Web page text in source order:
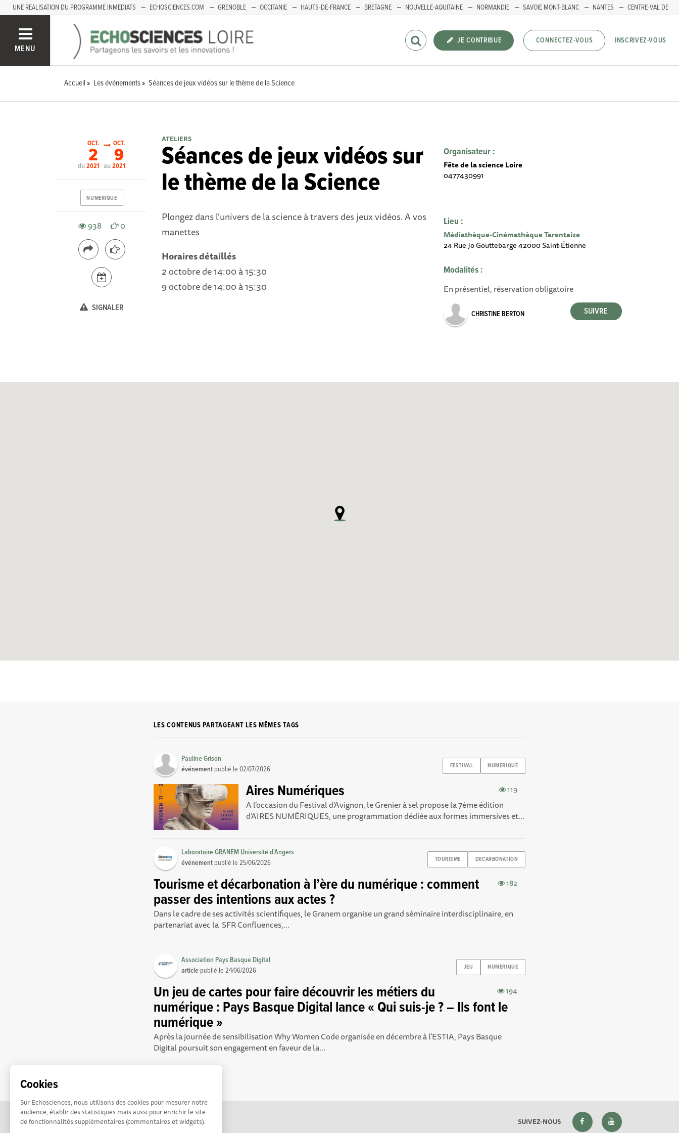
Cookies
Sur Echosciences, nous utilisons des cookies pour mesurer notre
audience, établir des statistiques mais aussi pour enrichir le site
de fonctionnalités supplémentaires (commentaires et widgets).
UNE REALISATION DU PROGRAMME INMEDIATS ECHOSCIENCES.COM GRENOBLE OCCITANIE HAUTS-DE-FRANCE BRETAGNE NOUVELLE-AQUITAINE NORMANDIE SAVOIE MONT-BLANC NANTES
CENTRE-VAL DE
MENU
JE CONTRIBUE CONNECTEZ-VOUS INSCRIVEZ-VOUS
Accueil Les événements Séances de jeux vidéos sur le thème de la Science
ATELIERS
Séances de jeux vidéos sur
le thème de la Science
Plongez dans l'univers de la science à travers des jeuxvidéos. A vos
manettes
Horaires détaillés
2 octobre de 14:00 à 15:30
9 octobre de 14:00 à 15:30
Organisateur :
Fête de la science Loire
0477430991
Lieu :
Médiathèque-Cinémathèque Tarentaize
24 Rue Jo Gouttebarge 42000 Saint-Étienne
Modalités :
En présentiel, réservation obligatoire
CHRISTINE BERTON
du
OCT.
2
2021 au
OCT.
9
2021
NUMERIQUE
938 0
SIGNALER
LES CONTENUS PARTAGEANT LES MÊMES TAGS
FESTIVAL NUMERIQUE
Pauline Grison
événement publié le02/07/2026
119
Aires Numériques
A l’occasion du Festival d’Avignon, le Grenier à sel propose la 7ème édition
d’AIRES NUMÉRIQUES, une programmation dédiée aux formes immersives et...
TOURISME DECARBONATION
Laboratoire GRANEM Université d'Angers
événement publié le25/06/2026
182
Tourisme et décarbonation à l’ère du numérique : comment
passer des intentions aux actes ?
Dans le cadre de ses activités scientifiques, le Granem organise un grand séminaire interdisciplinaire, en
partenariat avec la SFR Confluences,...
JEU NUMERIQUE
Association Pays Basque Digital
article publié le24/06/2026
194
Un jeu de cartes pour faire découvrir les métiers du
numérique : Pays Basque Digital lance « Qui suis-je ? – Ils font le
numérique »
Après la journée de sensibilisation Why Women Code organisée en décembre à l'ESTIA, Pays Basque
Digital poursuit son engagement en faveur de la...
SUIVEZ-NOUS